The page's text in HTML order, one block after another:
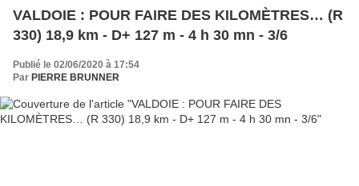
VALDOIE : POUR FAIRE DES KILOMÈTRES… (R
330) 18,9 km - D+ 127 m - 4 h 30 mn - 3/6
Publié le 02/06/2020 à 17:54
Par PIERRE BRUNNER